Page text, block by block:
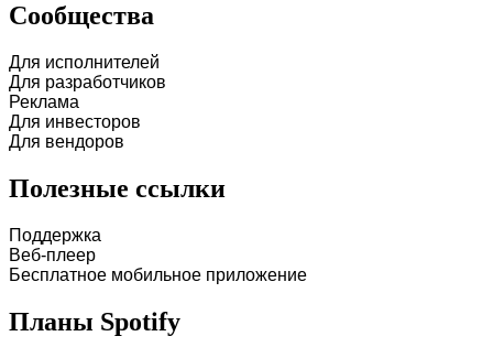
Сообщества
Для исполнителей
Для разработчиков
Реклама
Для инвесторов
Для вендоров
Полезные ссылки
Поддержка
Веб-плеер
Бесплатное мобильное приложение
Планы Spotify